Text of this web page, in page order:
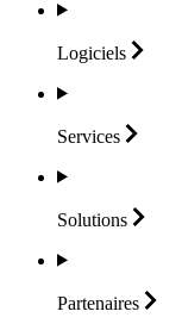
Logiciels
Services
Solutions
Partenaires